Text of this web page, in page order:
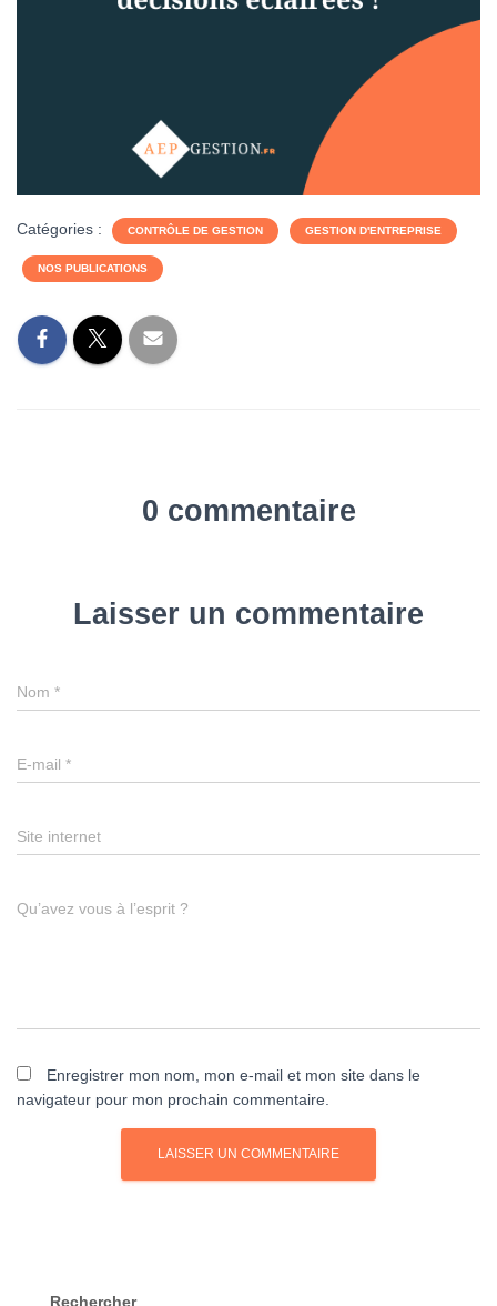
Catégories : CONTRÔLE DE GESTION GESTION D'ENTREPRISE
NOS PUBLICATIONS
0 commentaire
Laisser un commentaire
Nom *
E-mail *
Site internet
Qu’avez vous à l’esprit ?
Enregistrer mon nom, mon e-mail et mon site dans le
navigateur pour mon prochain commentaire.
Rechercher